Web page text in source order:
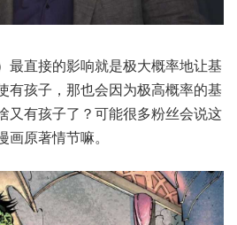
最直接的影响就是极大概率地让基
有孩子，那也会因为极高概率的基
有孩子了？可能很多粉丝会说这
原著情节嘛。